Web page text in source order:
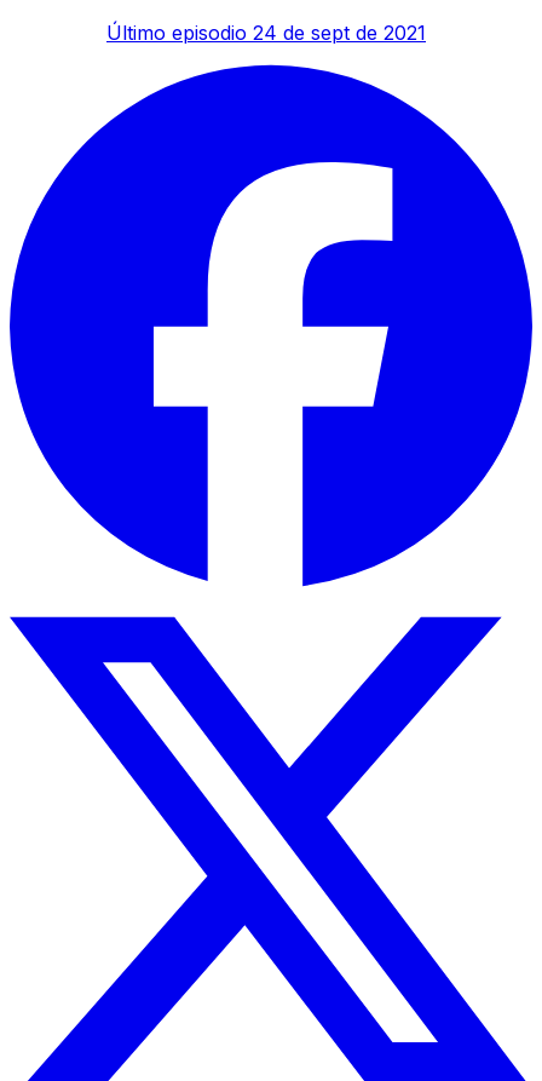
Último episodio 24 de sept de 2021